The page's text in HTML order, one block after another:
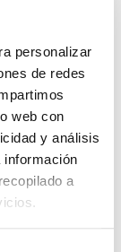
personalizar
de redes
web con
y análisis
información
a
un
ha